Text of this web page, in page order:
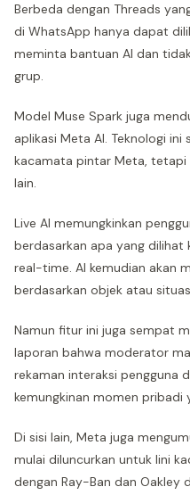
Berbeda dengan Threads
di WhatsApp hanya dapat
meminta bantuan AI dan
grup.
Model Muse Spark juga
aplikasi Meta AI. Teknologi
kacamata pintar Meta, tetapi
lain.
Live AI memungkinkan
berdasarkan apa yang dilihat
real-time. AI kemudian akan
berdasarkan objek atau
Namun fitur ini juga sempat
laporan bahwa moderator
rekaman interaksi pengguna
kemungkinan momen pribadi
Di sisi lain, Meta juga
mulai diluncurkan untuk lini
dengan Ray-Ban dan Oakley